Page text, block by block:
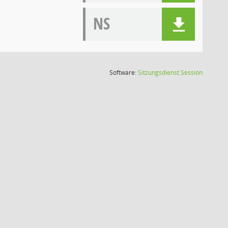
NS
Software:SitzungsdienstSession(Wird in